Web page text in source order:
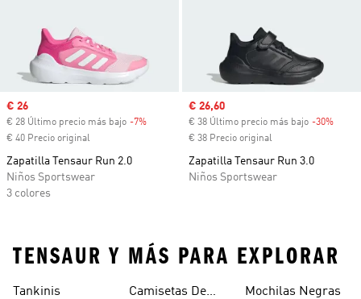
Precio de venta
€ 26
€ 28 Último precio más bajo -7% Descuento
€ 40 Precio original
Zapatilla Tensaur Run 2.0
Niños Sportswear
3 colores
Precio de venta
€ 26,60
€ 38 Último precio más bajo -30%
€ 38 Precio original
Zapatilla Tensaur Run 3.0
Niños Sportswear
TENSAUR Y MÁS PARA EXPLORAR
Tankinis
Camisetas De
Mochilas Negras